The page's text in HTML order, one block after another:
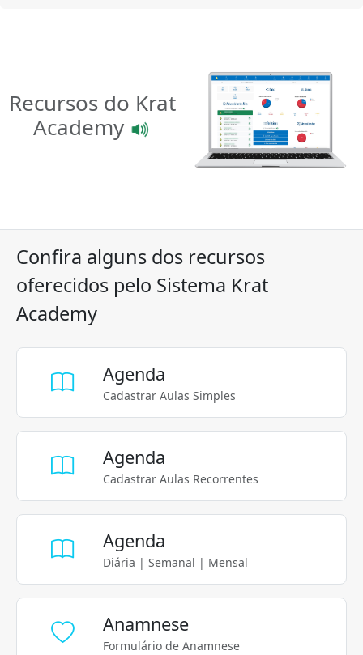
Recursos do Krat
Academy
Confira alguns dos recursos
oferecidos pelo Sistema Krat
Academy
Agenda
Cadastrar Aulas Simples
Agenda
Cadastrar Aulas Recorrentes
Agenda
Diária | Semanal | Mensal
Anamnese
Formulário de Anamnese